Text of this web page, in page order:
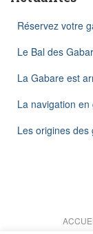
Réservez votre
Le Bal des
La Gabare est
La navigation
Les origines